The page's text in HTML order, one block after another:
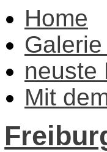
Home
neuste
Mit